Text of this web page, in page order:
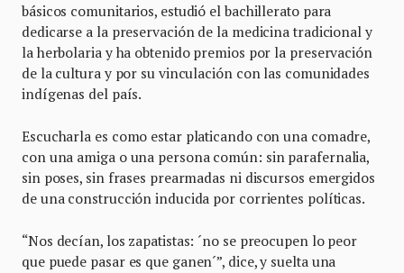
básicos comunitarios, estudió el bachillerato para
dedicarse a la preservación de la medicina tradicional y
la herbolaria y ha obtenido premios por la preservación
de la cultura y por su vinculación con las comunidades
indígenas del país.
Escucharla es como estar platicando con una comadre,
con una amiga o una persona común: sin parafernalia,
sin poses, sin frases prearmadas ni discursos emergidos
de una construcción inducida por corrientes políticas.
“Nos decían, los zapatistas: ´no se preocupen lo peor
que puede pasar es que ganen´”, dice, y suelta una